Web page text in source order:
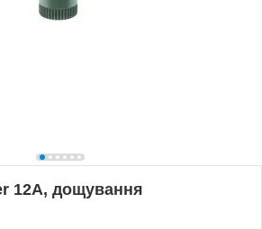
12A, дощування